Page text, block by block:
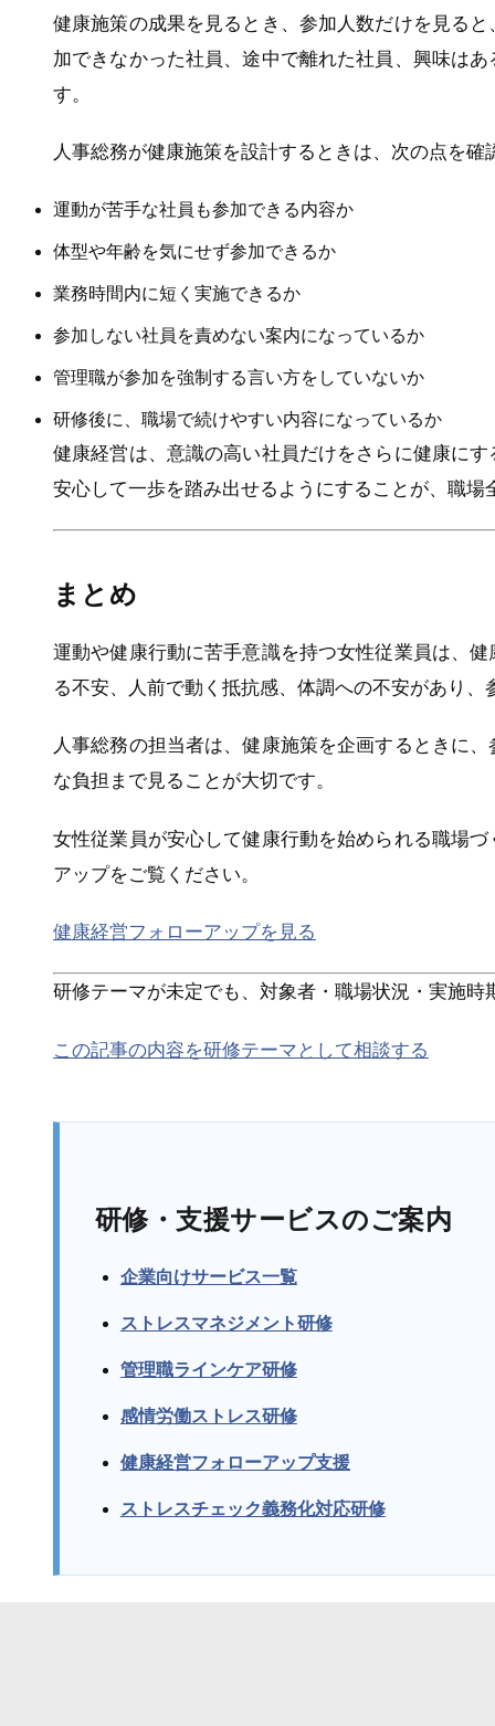
健康施策の成果を見るとき、参加人数だけを見る
加できなかった社員、途中で離れた社員、興味は
す。
人事総務が健康施策を設計するときは、次の点を確
運動が苦手な社員も参加できる内容か
体型や年齢を気にせず参加できるか
業務時間内に短く実施できるか
参加しない社員を責めない案内になっているか
管理職が参加を強制する言い方をしていないか
研修後に、職場で続けやすい内容になっているか
健康経営は、意識の高い社員だけをさらに健康に
安心して一歩を踏み出せるようにすることが、職場
まとめ
運動や健康行動に苦手意識を持つ女性従業員は、
る不安、人前で動く抵抗感、体調への不安があり
人事総務の担当者は、健康施策を企画するときに
な負担まで見ることが大切です。
女性従業員が安心して健康行動を始められる職場
アップをご覧ください。
健康経営フォローアップを見る
研修テーマが未定でも、対象者・職場状況・実施時
この記事の内容を研修テーマとして相談する
研修・支援サービスのご案内
企業向けサービス一覧
ストレスマネジメント研修
管理職ラインケア研修
感情労働ストレス研修
健康経営フォローアップ支援
ストレスチェック義務化対応研修